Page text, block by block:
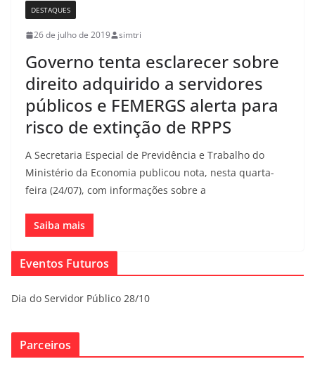
DESTAQUES
26 de julho de 2019 simtri
Governo tenta esclarecer sobre
direito adquirido a servidores
públicos e FEMERGS alerta para
risco de extinção de RPPS
A Secretaria Especial de Previdência e Trabalho do
Ministério da Economia publicou nota, nesta quarta-
feira (24/07), com informações sobre a
Saiba mais
Eventos Futuros
Dia do Servidor Público 28/10
Parceiros